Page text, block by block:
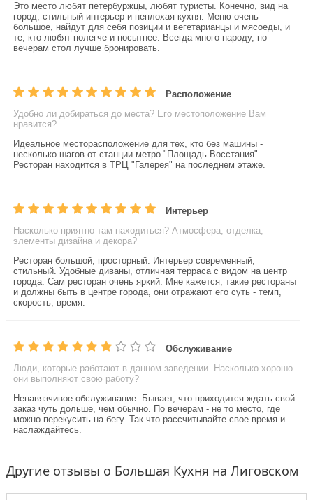
Это место любят петербуржцы, любят туристы. Конечно, вид на
город, стильный интерьер и неплохая кухня. Меню очень
большое, найдут для себя позиции и вегетарианцы и мясоеды, и
те, кто любят полегче и посытнее. Всегда много народу, по
вечерам стол лучше бронировать.
Расположение
Удобно ли добираться до места? Его местоположение Вам
нравится?
Идеальное месторасположение для тех, кто без машины -
несколько шагов от станции метро "Площадь Восстания".
Ресторан находится в ТРЦ "Галерея" на последнем этаже.
Интерьер
Насколько приятно там находиться? Атмосфера, отделка,
элементы дизайна и декора?
Ресторан большой, просторный. Интерьер современный,
стильный. Удобные диваны, отличная терраса с видом на центр
города. Сам ресторан очень яркий. Мне кажется, такие рестораны
и должны быть в центре города, они отражают его суть - темп,
скорость, время.
Обслуживание
Люди, которые работают в данном заведении. Насколько хорошо
они выполняют свою работу?
Ненавязчивое обслуживание. Бывает, что приходится ждать свой
заказ чуть дольше, чем обычно. По вечерам - не то место, где
можно перекусить на бегу. Так что рассчитывайте свое время и
наслаждайтесь.
Другие отзывы о Большая Кухня на Лиговском